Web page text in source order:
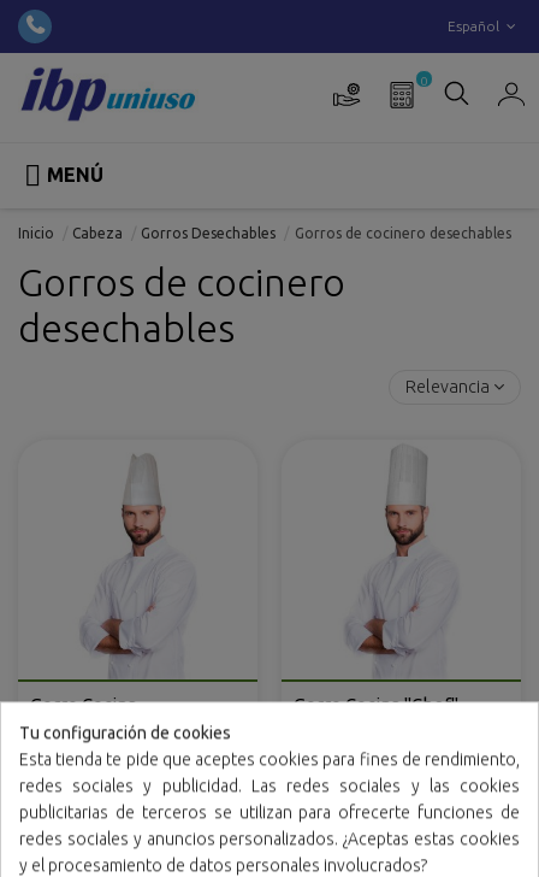
Español
0
 MENÚ
Inicio Cabeza Gorros Desechables Gorros de cocinero desechables
Gorros de cocinero
desechables
Relevancia
Gorro Cocina
"Continental" ajustable
Gorro Cocina "Chef"
Tu configuración de cookies
Esta tienda te pide que aceptes cookies para fines de rendimiento,
redes sociales y publicidad. Las redes sociales y las cookies
publicitarias de terceros se utilizan para ofrecerte funciones de
redes sociales y anuncios personalizados. ¿Aceptas estas cookies
y el procesamiento de datos personales involucrados?